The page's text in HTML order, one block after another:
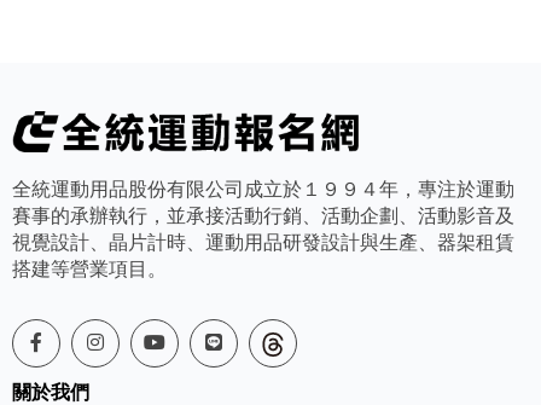
全統運動用品股份有限公司成立於１９９４年，專注於運動
賽事的承辦執行，並承接活動行銷、活動企劃、活動影音及
視覺設計、晶片計時、運動用品研發設計與生產、器架租賃
搭建等營業項目。
關於我們